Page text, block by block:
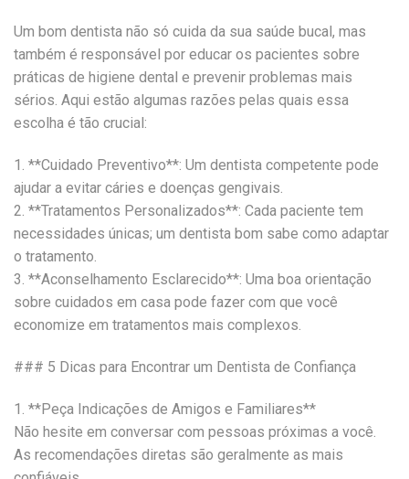
Um bom dentista não só cuida da sua saúde bucal, mas
também é responsável por educar os pacientes sobre
práticas de higiene dental e prevenir problemas mais
sérios. Aqui estão algumas razões pelas quais essa
escolha é tão crucial:
1. **Cuidado Preventivo**: Um dentista competente pode
ajudar a evitar cáries e doenças gengivais.
2. **Tratamentos Personalizados**: Cada paciente tem
necessidades únicas; um dentista bom sabe como adaptar
o tratamento.
3. **Aconselhamento Esclarecido**: Uma boa orientação
sobre cuidados em casa pode fazer com que você
economize em tratamentos mais complexos.
### 5 Dicas para Encontrar um Dentista de Confiança
1. **Peça Indicações de Amigos e Familiares**
Não hesite em conversar com pessoas próximas a você.
As recomendações diretas são geralmente as mais